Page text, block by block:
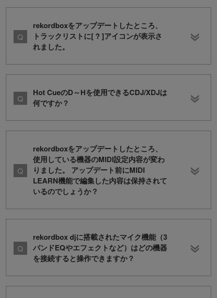
rekordboxをアップデートしたところ、
トラックリストに[ ? ]アイコンが表示さ
れました。
Hot CueのD～Hを使用できるCDJ/XDJは
何ですか？
rekordboxをアップデートしたところ、
使用している機器のMIDI設定内容が変わ
りました。 アップデート前にMIDI
LEARN機能で編集した内容は保持されて
いるのでしょうか？
rekordbox djに搭載されたマイク機能（3
バンドEQやエフェクトなど）はどの機器
を接続すると操作できますか？